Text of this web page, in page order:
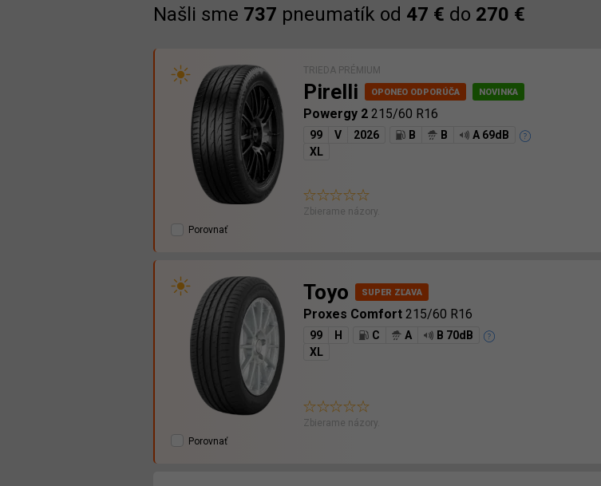
Našli sme 737 pneumatík od 47 € do 270 €
TRIEDA PRÉMIUM
Pirelli
Powergy 2 215/60 R16
99 V 2026 B B
A 69dB
XL
Zbierame názory.
Porovnať
Toyo
Proxes Comfort 215/60 R16
99 H C A
B 70dB
XL
Zbierame názory.
Porovnať